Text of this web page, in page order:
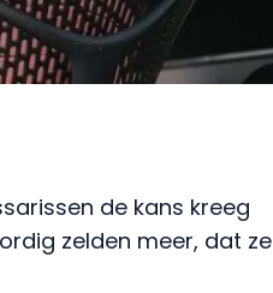
de kans kreeg
zelden meer, dat ze